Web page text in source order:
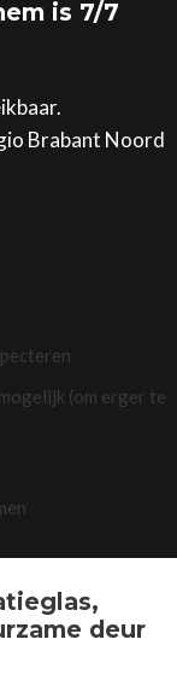
is 7/7
Brabant Noord
(om erger te
deur